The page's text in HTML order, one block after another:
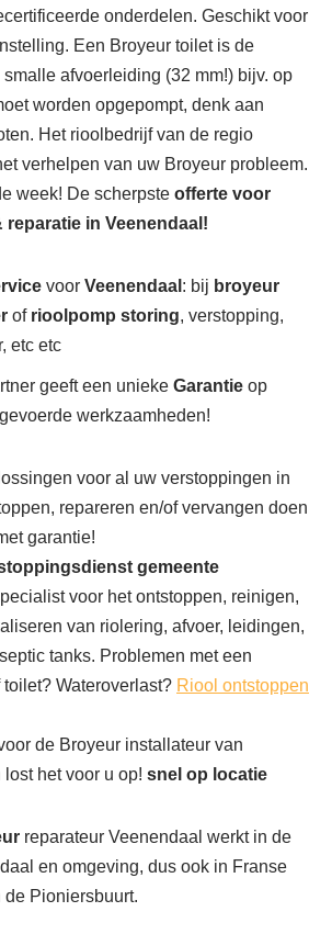
onderdelen. Geschikt voor
Een Broyeur toilet is de
afvoerleiding (32 mm!) bijv. op
worden opgepompt, denk aan
Het rioolbedrijf van de regio
verhelpen van uw Broyeur probleem.
week! De scherpste offerte voor
reparatie in Veenendaal!
voor Veenendaal : bij broyeur
of rioolpomp storing, verstopping,
etc etc
geeft een unieke Garantie op
werkzaamheden!
voor al uw verstoppingen in
repareren en/of vervangen doen
garantie!
gemeente
voor het ontstoppen, reinigen,
van riolering, afvoer, leidingen,
tanks. Problemen met een
Wateroverlast? Riool ontstoppen
de Broyeur installateur van
het voor u op! snel op locatie
reparateur Veenendaal werkt in de
en omgeving, dus ook in Franse
de Pioniersbuurt.